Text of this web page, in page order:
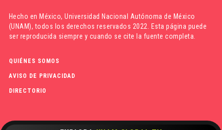
Hecho en México,Universidad Nacional Autónoma de México
(UNAM), todos los derechos reservados 2022. Esta página puede
ser reproducida siempre y cuando se cite la fuente completa.
QUIÉNES SOMOS
AVISO DE PRIVACIDAD
DIRECTORIO